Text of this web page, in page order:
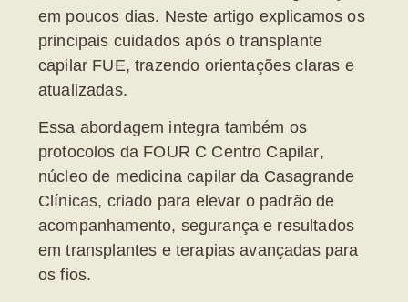
em poucos dias. Neste artigo explicamos os
principais cuidados após o transplante
capilar FUE, trazendo orientações claras e
atualizadas.
Essa abordagem integra também os
protocolos da FOUR C Centro Capilar,
núcleo de medicina capilar da Casagrande
Clínicas, criado para elevar o padrão de
acompanhamento, segurança e resultados
em transplantes e terapias avançadas para
os fios.